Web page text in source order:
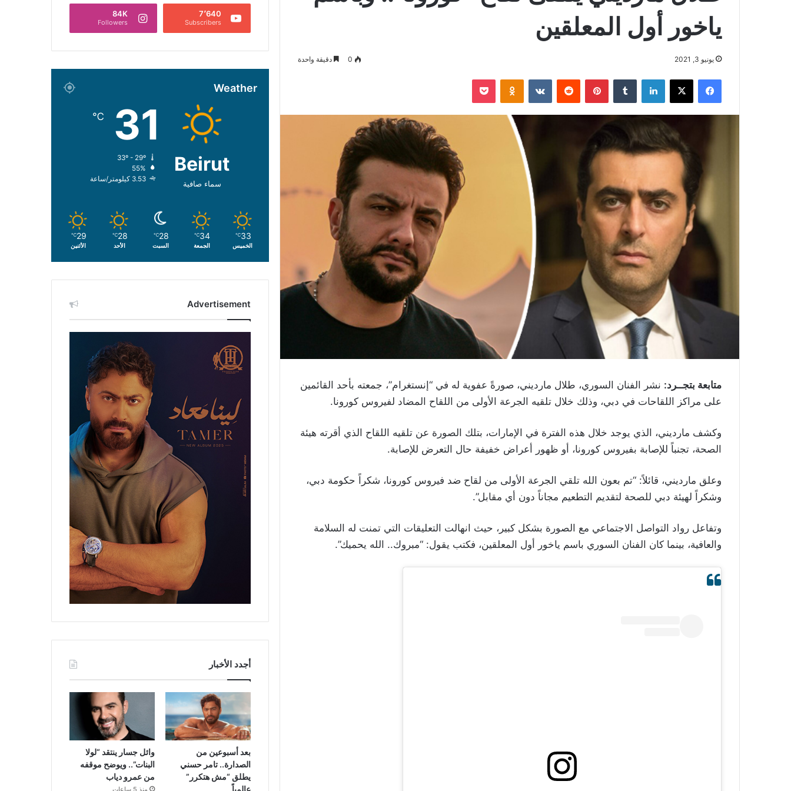
ياخور أول المعلقين
يونيو 3, 2021 0 دقيقة واحدة
فيسبوك ‫X لينكدإن بينتيريست Odnoklassniki
‫Pocket
متابعة بتجــرد: نشر الفنان السوري، طلال مارديني، صورةً عفوية له في “إنستغرام”، جمعته بأحد القائمين
على مراكز اللقاحات في دبي، وذلك خلال تلقيه الجرعة الأولى من اللقاح المضاد لفيروس كورونا.
وكشف مارديني، الذي يوجد خلال هذه الفترة في الإمارات، بتلك الصورة عن تلقيه اللقاح الذي أقرته هيئة
الصحة، تجنباً للإصابة بفيروس كورونا، أو ظهور أعراض خفيفة حال التعرض للإصابة.
وعلق مارديني، قائلاً: “تم بعون الله تلقي الجرعة الأولى من لقاح ضد فيروس كورونا، شكراً حكومة دبي،
وشكراً لهيئة دبي للصحة لتقديم التطعيم مجاناً دون أي مقابل”.
وتفاعل رواد التواصل الاجتماعي مع الصورة بشكل كبير، حيث انهالت التعليقات التي تمنت له السلامة
والعافية، بينما كان الفنان السوري باسم ياخور أول المعلقين، فكتب يقول: “مبروك.. الله يحميك”.
7٬640
Subscribers
84K
Followers
Weather
Beirut
سماء صافية
31
℃
55%
3.53 كيلومتر/ساعة
33
℃
الخميس
34
℃
الجمعة
28
℃
السبت
28
℃
الأحد
29
℃
الأثنين
Advertisement
أجدد الأخبار
بعد أسبوعين من
الصدارة.. تامر حسني
يطلق “مش هتكرر”
عالمياً
وائل جسار ينتقد “لولا
البنات”.. ويوضح موقفه
من عمرو دياب
منذ 5 ساعات